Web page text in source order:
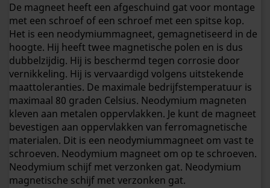
De magneet heeft een afgeschuind gat voor montage
met een schroef of een schroef met een spitse kop.
Het is een neodymiummagneet, gemagnetiseerd in de
hoogte. Hij heeft twee magnetische polen en is dus
dubbelzijdig. Hij is beschermd tegen corrosie door
vernikkeling. Hij is vervaardigd volgens uitstekende
maattoleranties. De maximale bedrijfstemperatuur is
maximaal 80 graden Celsius. Neodymium magneten
kleven aan metalen oppervlakken. Je kunt de magneet
bevestigen aan oppervlakken van ferromagnetische
materialen. Dit is een neodymiummagneet om vast te
schroeven. Neodymium magneet om op te schroeven.
Neodymium schijf met verzonken gat. Neodymium
magnetische schijf met verzonken gat.